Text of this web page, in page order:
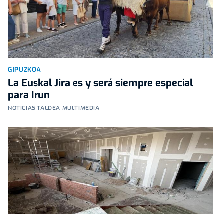
GIPUZKOA
La Euskal Jira es y será siempre especial
para Irun
NOTICIAS TALDEA MULTIMEDIA